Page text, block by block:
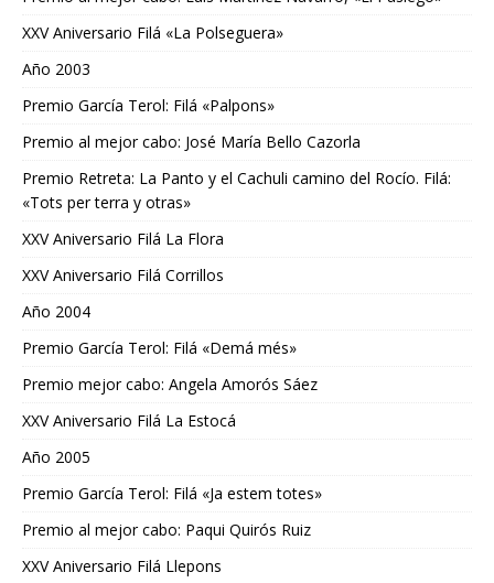
XXV Aniversario Filá «La Polseguera»
Año 2003
Premio García Terol: Filá «Palpons»
Premio al mejor cabo: José María Bello Cazorla
Premio Retreta: La Panto y el Cachuli camino del Rocío. Filá:
«Tots per terra y otras»
XXV Aniversario Filá La Flora
XXV Aniversario Filá Corrillos
Año 2004
Premio García Terol: Filá «Demá més»
Premio mejor cabo: Angela Amorós Sáez
XXV Aniversario Filá La Estocá
Año 2005
Premio García Terol: Filá «Ja estem totes»
Premio al mejor cabo: Paqui Quirós Ruiz
XXV Aniversario Filá Llepons